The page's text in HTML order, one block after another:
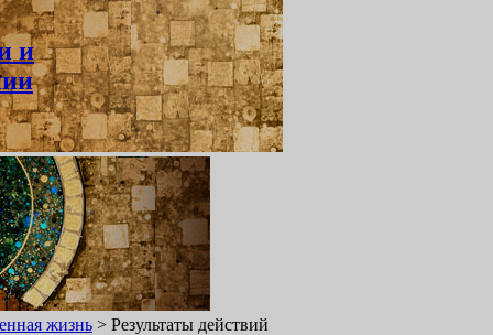
жизнь > Результаты действий
и